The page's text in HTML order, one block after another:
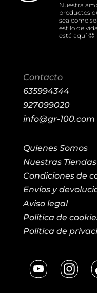
Nuestra
productos
sea como
estilo de
está aquí 🙂
Contacto
635994344
927099020
info@gr-100.com
Quienes Somos
Nuestras Tiendas
Condiciones de
Envíos y
Aviso legal
Política de
Política de